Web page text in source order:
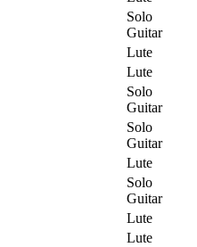
Solo
Guitar
Lute
Lute
Solo
Guitar
Solo
Guitar
Lute
Solo
Guitar
Lute
Lute